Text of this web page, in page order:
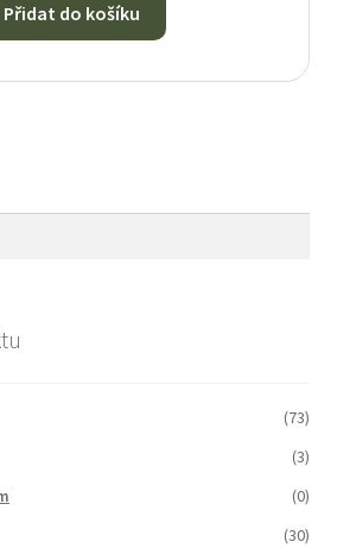
Přidat do košíku
(73)
(3)
(0)
(30)